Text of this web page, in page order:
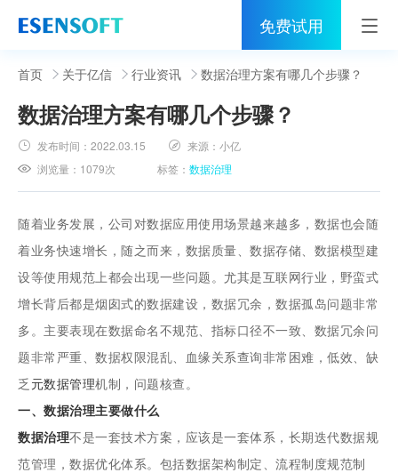
免费试用
首页
睿治
解决方案
伙伴
服务
社区
关于亿信
400-0011-866
首页 关于亿信 行业资讯 数据治理方案有哪几个步骤？
数据治理方案有哪几个步骤？
发布时间：2022.03.15 来源：小亿
浏览量： 1079次 标签：数据治理
随着业务发展，公司对数据应用使用场景越来越多，数据也会随
着业务快速增长，随之而来，数据质量、数据存储、数据模型建
设等使用规范上都会出现一些问题。尤其是互联网行业，野蛮式
增长背后都是烟囱式的数据建设，数据冗余，数据孤岛问题非常
多。主要表现在数据命名不规范、指标口径不一致、数据冗余问
题非常严重、数据权限混乱、血缘关系查询非常困难，低效、缺
乏 元数据管理机制，问题核查。
一、数据治理主要做什么
数据治理不是一套技术方案，应该是一套体系，长期迭代数据规
范管理，数据优化体系。包括数据架构制定、流程制度规范制